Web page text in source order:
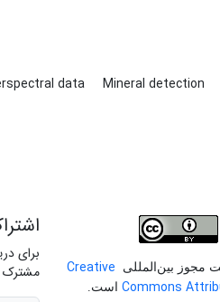
data Mineral detection
مجوز بین‌المللی
Creative
Commons
است.
برای
مشترک